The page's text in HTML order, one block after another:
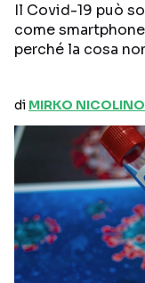
Il Covid-19 può
come
perché la cosa
di MIRKO NICOLINO